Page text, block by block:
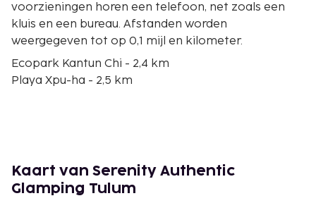
voorzieningen horen een telefoon, net zoals een
kluis en een bureau. Afstanden worden
weergegeven tot op 0,1 mijl en kilometer.
Ecopark Kantun Chi - 2,4 km
Playa Xpu-ha - 2,5 km
Cenote Jardín del Eden - 3,6 km
Cenote Chikin-Ha - 4 km
Puerto Aventuras Golf Club - 5 km
Kaart van Serenity Authentic
Glamping Tulum